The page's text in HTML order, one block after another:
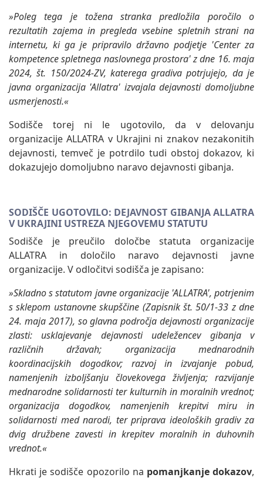
»Poleg tega je tožena stranka predložila poročilo o
rezultatih zajema in pregleda vsebine spletnih strani na
internetu, ki ga je pripravilo državno podjetje 'Center za
kompetence spletnega naslovnega prostora' z dne 16. maja
2024, št. 150/2024-ZV, katerega gradiva potrjujejo, da je
javna organizacija 'Allatra' izvajala dejavnosti domoljubne
usmerjenosti.«
Sodišče torej ni le ugotovilo, da v delovanju
organizacije ALLATRA v Ukrajini ni znakov nezakonitih
dejavnosti, temveč je potrdilo tudi obstoj dokazov, ki
dokazujejo domoljubno naravo dejavnosti gibanja.
SODIŠČE UGOTOVILO: DEJAVNOST GIBANJA ALLATRA
V UKRAJINI USTREZA NJEGOVEMU STATUTU
Sodišče je preučilo določbe statuta organizacije
ALLATRA in določilo naravo dejavnosti javne
organizacije. V odločitvi sodišča je zapisano:
»Skladno s statutom javne organizacije 'ALLATRA', potrjenim
s sklepom ustanovne skupščine (Zapisnik št. 50/1-33 z dne
24. maja 2017), so glavna področja dejavnosti organizacije
zlasti: usklajevanje dejavnosti udeležencev gibanja v
različnih državah; organizacija mednarodnih
koordinacijskih dogodkov; razvoj in izvajanje pobud,
namenjenih izboljšanju človekovega življenja; razvijanje
mednarodne solidarnosti ter kulturnih in moralnih vrednot;
organizacija dogodkov, namenjenih krepitvi miru in
solidarnosti med narodi, ter priprava ideoloških gradiv za
dvig družbene zavesti in krepitev moralnih in duhovnih
vrednot.«
Hkrati je sodišče opozorilo na pomanjkanje dokazov,